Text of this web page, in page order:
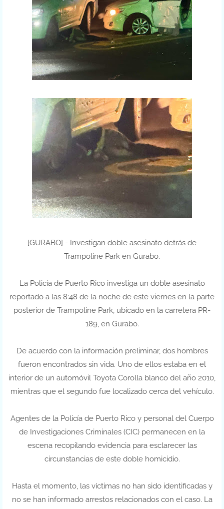
[GURABO] - Investigan doble asesinato detrás de
Trampoline Park en Gurabo.
La Policía de Puerto Rico investiga un doble asesinato
reportado a las 8:48 de la noche de este viernes en la parte
posterior de Trampoline Park, ubicado en la carretera PR-
189, en Gurabo.
De acuerdo con la información preliminar, dos hombres
fueron encontrados sin vida. Uno de ellos estaba en el
interior de un automóvil Toyota Corolla blanco del año 2010,
mientras que el segundo fue localizado cerca del vehículo.
Agentes de la Policía de Puerto Rico y personal del Cuerpo
de Investigaciones Criminales (CIC) permanecen en la
escena recopilando evidencia para esclarecer las
circunstancias de este doble homicidio.
Hasta el momento, las víctimas no han sido identificadas y
no se han informado arrestos relacionados con el caso. La